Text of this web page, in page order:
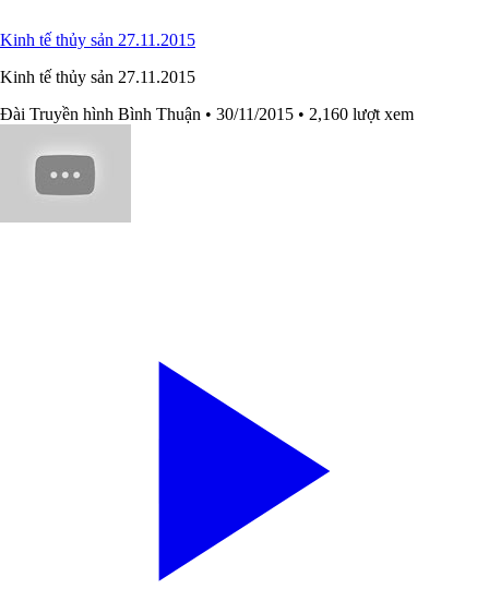
Kinh tế thủy sản 27.11.2015
Kinh tế thủy sản 27.11.2015
Đài Truyền hình Bình Thuận • 30/11/2015 • 2,160 lượt xem